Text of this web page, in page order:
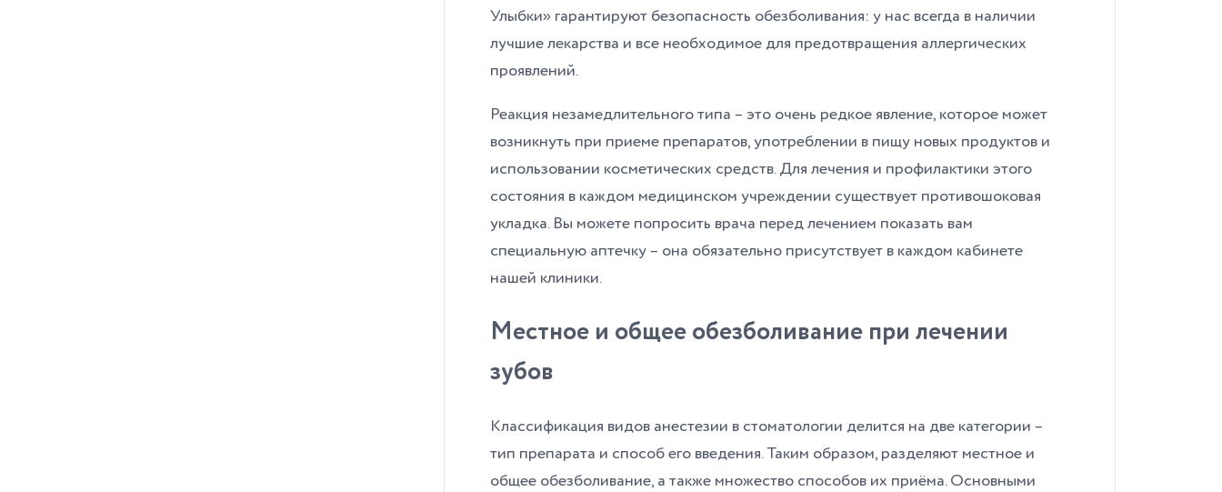
Улыбки» гарантируют безопасность обезболивания: у нас всегда в наличии
лучшие лекарства и все необходимое для предотвращения аллергических
проявлений.
Реакция незамедлительного типа – это очень редкое явление, которое может
возникнуть при приеме препаратов, употреблении в пищу новых продуктов и
использовании косметических средств. Для лечения и профилактики этого
состояния в каждом медицинском учреждении существует противошоковая
укладка. Вы можете попросить врача перед лечением показать вам
специальную аптечку – она обязательно присутствует в каждом кабинете
нашей клиники.
Местное и общее обезболивание при лечении
зубов
Классификация видов анестезии в стоматологии делится на две категории –
тип препарата и способ его введения. Таким образом, разделяют местное и
общее обезболивание, а также множество способов их приёма. Основными